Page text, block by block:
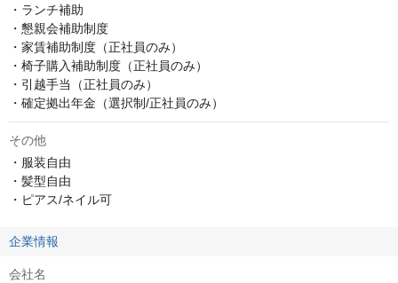
・ランチ補助
・懇親会補助制度
・家賃補助制度（正社員のみ）
・椅子購入補助制度（正社員のみ）
・引越手当（正社員のみ）
・確定拠出年金（選択制/正社員のみ）
その他
・服装自由
・髪型自由
・ピアス/ネイル可
企業情報
会社名